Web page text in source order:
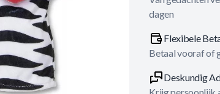
dagen
Flexibele
Betaal vooraf of
Deskundig